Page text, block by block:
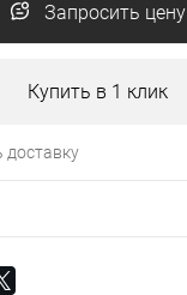
Запросить цену
Купить в 1 клик
доставку